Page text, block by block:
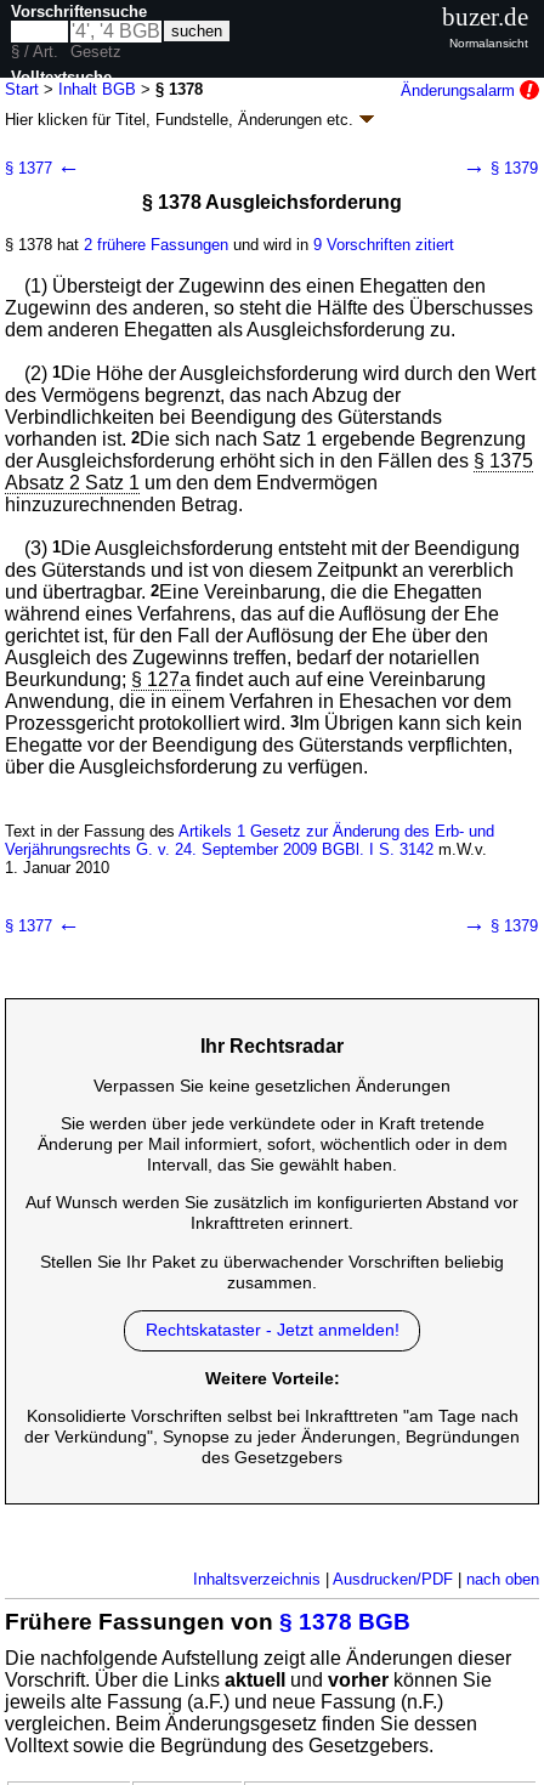
Start > Inhalt BGB >§ 1378
Änderungsalarm
Hier klicken fürTitel, Fundstelle, Änderungen etc.
Artikel 6G. v. 23.07.2026BGBl. 2026 I Nr. 226
Einführungsgesetz und zugehörige Gesetze
Buch 4 Familienrecht
Abschnitt 1 Bürgerliche Ehe
Titel 6 Eheliches Güterrecht
Untertitel 1 Gesetzliches Güterrecht
§ 1377 ← → § 1379
§ 1378 Ausgleichsforderung
§ 1378 hat 2 frühere Fassungen und wird in9 Vorschriften zitiert
(1) Übersteigt der Zugewinn des einen Ehegatten den
Zugewinn des anderen, so steht die Hälfte des Überschusses
dem anderen Ehegatten als Ausgleichsforderung zu.
(2)1Die Höhe der Ausgleichsforderung wird durch den Wert
des Vermögens begrenzt, das nach Abzug der
Verbindlichkeiten bei Beendigung des Güterstands
vorhanden ist.2Die sich nach Satz 1 ergebende Begrenzung
der Ausgleichsforderung erhöht sich in den Fällen des § 1375
Absatz 2 Satz 1 um den dem Endvermögen
hinzuzurechnenden Betrag.
(3)1Die Ausgleichsforderung entsteht mit der Beendigung
des Güterstands und ist von diesem Zeitpunkt an vererblich
und übertragbar.2Eine Vereinbarung, die die Ehegatten
während eines Verfahrens, das auf die Auflösung der Ehe
gerichtet ist, für den Fall der Auflösung der Ehe über den
Ausgleich des Zugewinns treffen, bedarf der notariellen
Beurkundung; § 127a findet auch auf eine Vereinbarung
Anwendung, die in einem Verfahren in Ehesachen vor dem
Prozessgericht protokolliert wird.3 Im Übrigen kann sich kein
Ehegatte vor der Beendigung des Güterstands verpflichten,
über die Ausgleichsforderung zu verfügen.
Text in der Fassung desArtikels 1 Gesetz zur Änderung des Erb- und
Verjährungsrechts G. v. 24. September 2009 BGBl. I S. 3142 m.W.v.
1. Januar 2010
§ 1377 ← → § 1379
Ihr Rechtsradar
Verpassen Sie keine gesetzlichen Änderungen
Sie werden über jede verkündete oder in Kraft tretende
Änderung per Mail informiert, sofort, wöchentlich oder in dem
Intervall, das Sie gewählt haben.
Auf Wunsch werden Sie zusätzlich im konfigurierten Abstand vor
Inkrafttreten erinnert.
Stellen Sie Ihr Paket zu überwachender Vorschriften beliebig
zusammen.
Rechtskataster - Jetzt anmelden!
Weitere Vorteile:
Konsolidierte Vorschriften selbst bei Inkrafttreten "am Tage nach
der Verkündung", Synopse zu jeder Änderungen, Begründungen
des Gesetzgebers
Inhaltsverzeichnis Ausdrucken/PDF| nach oben
Frühere Fassungen von§ 1378 BGB
Die nachfolgende Aufstellung zeigt alle Änderungen dieser
Vorschrift. Über die Linksaktuell undvorher können Sie
jeweils alte Fassung (a.F.) und neue Fassung (n.F.)
vergleichen. Beim Änderungsgesetz finden Sie dessen
Volltext sowie die Begründung des Gesetzgebers.
Vorschriftensuche
§ / Art.
Gesetz
Volltextsuche
nur in BGB
buzer.de
Normalansicht